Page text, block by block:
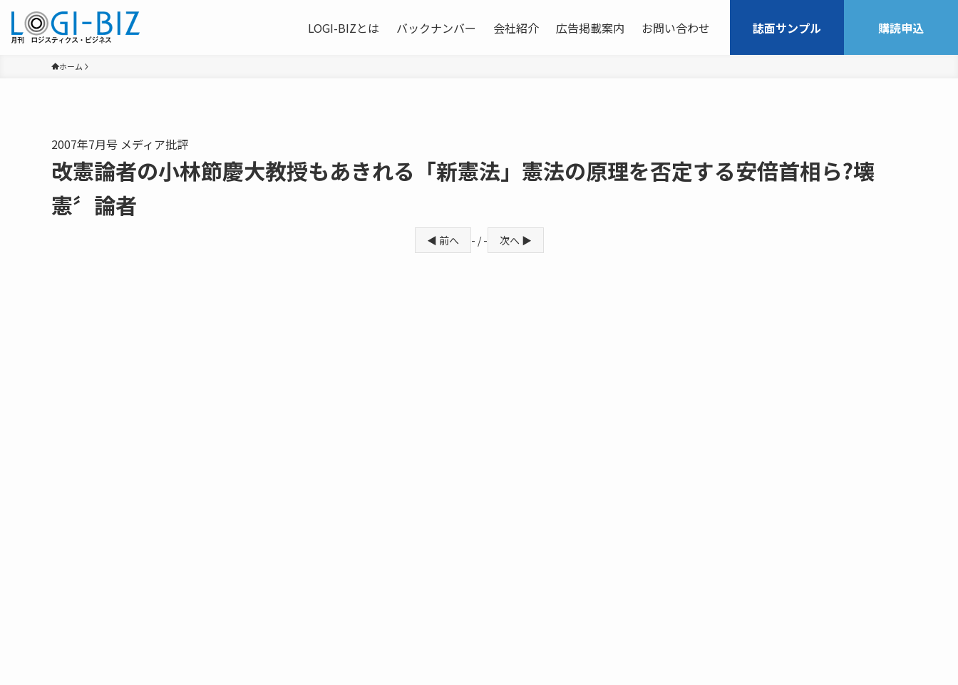
LOGI-BIZとは バックナンバー 会社紹介 広告掲載案内 お問い合わせ 誌面サンプル 購読申込
ホーム
2007年7月号 メディア批評
改憲論者の小林節慶大教授もあきれる「新憲法」憲法の原理を否定する安倍首相ら?壊
憲〞論者
◀ 前へ - / - 次へ ▶